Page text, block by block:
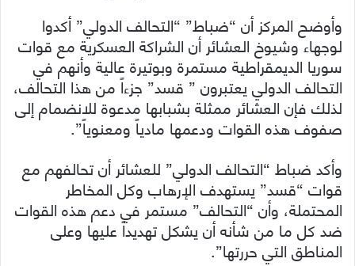
وأوضح المركز أن “ضباط” “التحالف الدولي” أكدوا
لوجهاء وشيوخ العشائر أن الشراكة العسكرية مع قوات
سوريا الديمقراطية مستمرة وبوتيرة عالية وأنهم في
التحالف الدولي يعتبرون ” قسد” جزءاً من هذا التحالف،
لذلك فإن العشائر ممثلة بشبابها مدعوة للانضمام إلى
صفوف هذه القوات ودعمها مادياً ومعنوياً”.
وأكد ضباط “التحالف الدولي” للعشائر أن تحالفهم مع
قوات “قسد” يستهدف الإرهاب وكل المخاطر
المحتملة، وأن “التحالف” مستمر في دعم هذه القوات
ضد كل ما من شأنه أن يشكل تهديداً عليها وعلى
المناطق التي حررتها”.